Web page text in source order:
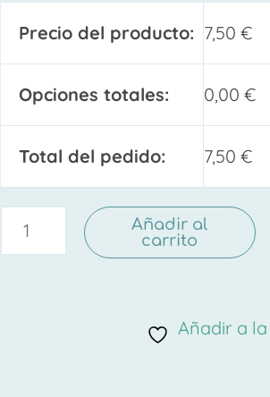
Precio del producto: 7,50€
Opciones totales: 0,00€
Total del pedido: 7,50€
Añadir al
carrito
Añadir a